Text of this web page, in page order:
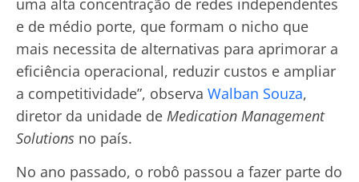
e de médio porte, que formam o nicho que
mais necessita de alternativas para aprimorar a
eficiência operacional, reduzir custos e ampliar
a competitividade”, observa Walban Souza,
diretor da unidade de Medication Management
Solutions no país.
No ano passado, o robô passou a fazer parte do